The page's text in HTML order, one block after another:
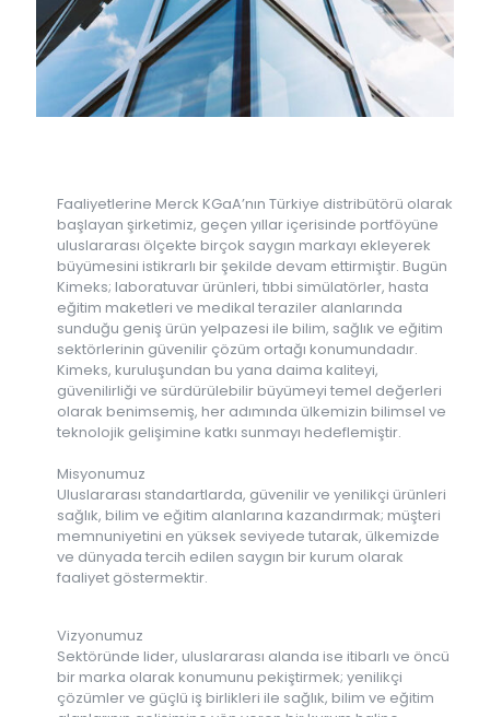
Faaliyetlerine Merck KGaA’nın Türkiye distribütörü olarak
başlayan şirketimiz, geçen yıllar içerisinde portföyüne
uluslararası ölçekte birçok saygın markayı ekleyerek
büyümesini istikrarlı bir şekilde devam ettirmiştir. Bugün
Kimeks; laboratuvar ürünleri, tıbbi simülatörler, hasta
eğitim maketleri ve medikal teraziler alanlarında
sunduğu geniş ürün yelpazesi ile bilim, sağlık ve eğitim
sektörlerinin güvenilir çözüm ortağı konumundadır.
Kimeks, kuruluşundan bu yana daima kaliteyi,
güvenilirliği ve sürdürülebilir büyümeyi temel değerleri
olarak benimsemiş, her adımında ülkemizin bilimsel ve
teknolojik gelişimine katkı sunmayı hedeflemiştir.
Misyonumuz
Uluslararası standartlarda, güvenilir ve yenilikçi ürünleri
sağlık, bilim ve eğitim alanlarına kazandırmak; müşteri
memnuniyetini en yüksek seviyede tutarak, ülkemizde
ve dünyada tercih edilen saygın bir kurum olarak
faaliyet göstermektir.
Vizyonumuz
Sektöründe lider, uluslararası alanda ise itibarlı ve öncü
bir marka olarak konumunu pekiştirmek; yenilikçi
çözümler ve güçlü iş birlikleri ile sağlık, bilim ve eğitim